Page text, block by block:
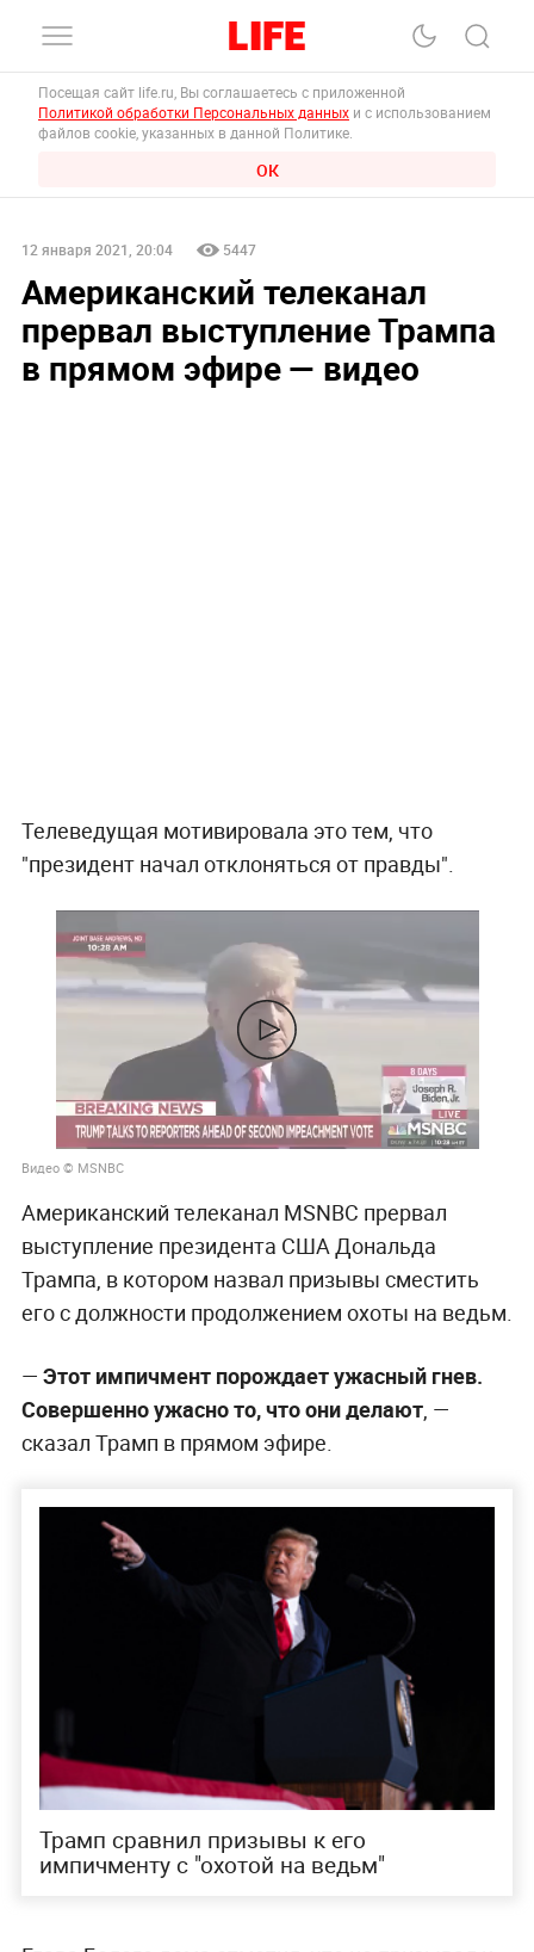
Посещая сайт life.ru, Вы соглашаетесь с приложенной
Политикой обработки Персональных данных и с использованием
файлов cookie, указанных в данной Политике.
ОК
12 января 2021, 20:04 5447
Американский телеканал
прервал выступление Трампа
в прямом эфире — видео
Телеведущая мотивировала это тем, что
"президент начал отклоняться от правды".
Видео © MSNBC
Американский телеканал MSNBC прервал
выступление президента США Дональда
Трампа, в котором назвал призывы сместить
его с должности продолжением охоты на ведьм.
— Этот импичмент порождает ужасный гнев.
Совершенно ужасно то, что они делают, —
сказал Трамп в прямом эфире.
Трамп сравнил призывы к его
импичменту с "охотой на ведьм"